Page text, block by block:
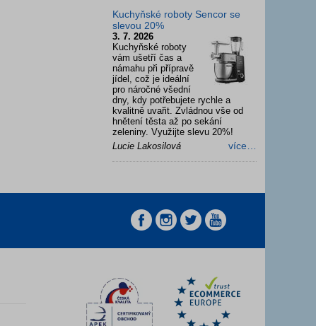
Kuchyňské roboty Sencor se
slevou 20%
3. 7. 2026
Kuchyňské roboty
vám ušetří čas a
námahu při přípravě
jídel, což je ideální
pro náročné všední
dny, kdy potřebujete rychle a
kvalitně uvařit. Zvládnou vše od
hnětení těsta až po sekání
zeleniny. Využijte slevu 20%!
Lucie Lakosilová
více…